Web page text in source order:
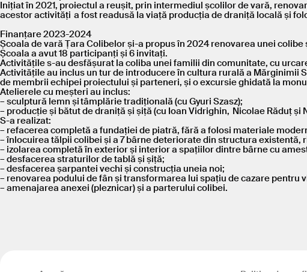
Inițiat în 2021, proiectul a reușit, prin intermediul școlilor de vară,
acestor activități a fost readusă la viață producția de draniță locală și
Finanțare 2023-2024
Școala de vară Țara Colibelor și-a propus în 2024 renovarea unei
Școala a avut 18 participanți și 6 invitați.
Activitățile s-au desfășurat la coliba unei familii din comunitate, cu
Activitățile au inclus un tur de introducere în cultura rurală a Mărginimii
de membrii echipei proiectului și parteneri, și o excursie ghidată la
Atelierele cu meșteri au inclus:
– sculptură lemn și tâmplărie tradițională (cu Gyuri Szasz);
– producție și bătut de draniță și șiță (cu Ioan Vidrighin, Nicolae Răduț și
S-a realizat:
– refacerea completă a fundației de piatră, fără a folosi materiale
– înlocuirea tălpii colibei și a 7 bârne deteriorate din structura
– izolarea completă în exterior și interior a spațiilor dintre bârne cu
– desfacerea straturilor de tablă și șiță;
– desfacerea șarpantei vechi și construcția uneia noi;
– renovarea podului de fân și transformarea lui spațiu de cazare pentru
– amenajarea anexei (pleznicar) și a parterului colibei.